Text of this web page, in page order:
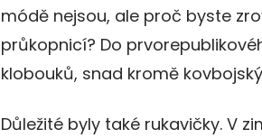
módě nejsou, ale proč byste
průkopnicí? Do
klobouků, snad kromě
Důležité byly také rukavičky. V